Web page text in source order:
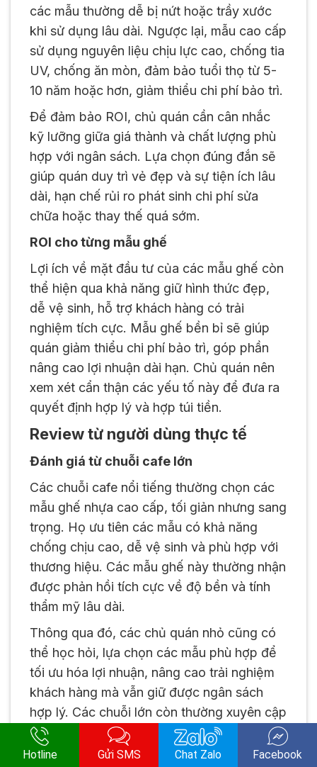
các mẫu thường dễ bị nứt hoặc trầy xước
khi sử dụng lâu dài. Ngược lại, mẫu cao cấp
sử dụng nguyên liệu chịu lực cao, chống tia
UV, chống ăn mòn, đảm bảo tuổi thọ từ 5-
10 năm hoặc hơn, giảm thiểu chi phí bảo trì.
Để đảm bảo ROI, chủ quán cần cân nhắc
kỹ lưỡng giữa giá thành và chất lượng phù
hợp với ngân sách. Lựa chọn đúng đắn sẽ
giúp quán duy trì vẻ đẹp và sự tiện ích lâu
dài, hạn chế rủi ro phát sinh chi phí sửa
chữa hoặc thay thế quá sớm.
ROI cho từng mẫu ghế
Lợi ích về mặt đầu tư của các mẫu ghế còn
thể hiện qua khả năng giữ hình thức đẹp,
dễ vệ sinh, hỗ trợ khách hàng có trải
nghiệm tích cực. Mẫu ghế bền bỉ sẽ giúp
quán giảm thiểu chi phí bảo trì, góp phần
nâng cao lợi nhuận dài hạn. Chủ quán nên
xem xét cẩn thận các yếu tố này để đưa ra
quyết định hợp lý và hợp túi tiền.
Review từ người dùng thực tế
Đánh giá từ chuỗi cafe lớn
Các chuỗi cafe nổi tiếng thường chọn các
mẫu ghế nhựa cao cấp, tối giản nhưng sang
trọng. Họ ưu tiên các mẫu có khả năng
chống chịu cao, dễ vệ sinh và phù hợp với
thương hiệu. Các mẫu ghế này thường nhận
được phản hồi tích cực về độ bền và tính
thẩm mỹ lâu dài.
Thông qua đó, các chủ quán nhỏ cũng có
thể học hỏi, lựa chọn các mẫu phù hợp để
tối ưu hóa lợi nhuận, nâng cao trải nghiệm
khách hàng mà vẫn giữ được ngân sách
hợp lý. Các chuỗi lớn còn thường xuyên cập
nhật xu hướng mới nhất để luôn nổi bật
trong thị trường cạnh tranh khốc liệt.
Hotline Gửi SMS Chat Zalo Facebook